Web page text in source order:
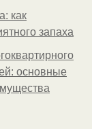
как
запаха
основные